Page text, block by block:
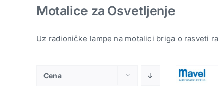
Motalice za Osvetljenje
Uz radioničke lampe na motalici briga o rasveti
Cena